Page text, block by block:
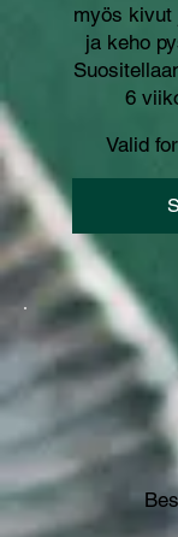
myös
ja keho
6
Valid